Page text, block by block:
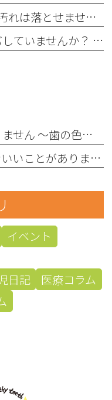
歯ブラシだけでは約6割しか汚れは落とせません〜フロスや歯間ブラシが大切な理由〜
朝起きた時のお口、ネバネバしていませんか？ 〜実は細菌が増えているサインかもしれません〜
歯が黄色い＝むし歯ではありません 〜歯の色にはさまざまな原因があります〜
よく噛んで食べると、こんないいことがあります！
イベント
日記
医療コラム